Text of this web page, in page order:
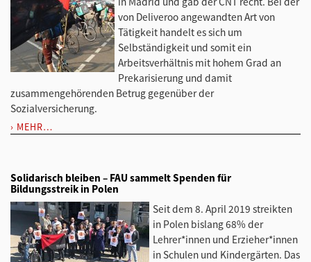
von Deliveroo angewandten Art von
Tätigkeit handelt es sich um
Selbständigkeit und somit ein
Arbeitsverhältnis mit hohem Grad an
Prekarisierung und damit
zusammengehörenden Betrug gegenüber der
Sozialversicherung.
MEHR…
Solidarisch bleiben – FAU sammelt Spenden für
Bildungsstreik in Polen
Seit dem 8. April 2019 streikten
in Polen bislang 68% der
Lehrer*innen und Erzieher*innen
in Schulen und Kindergärten. Das